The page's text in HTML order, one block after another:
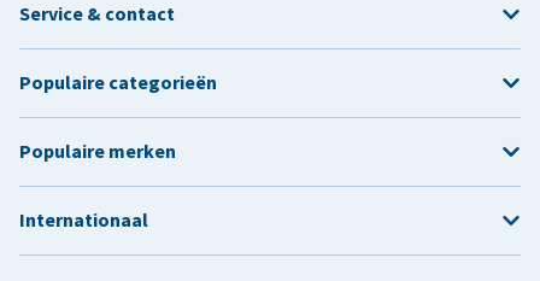
Service & contact
Populaire categorieën
Populaire merken
Internationaal